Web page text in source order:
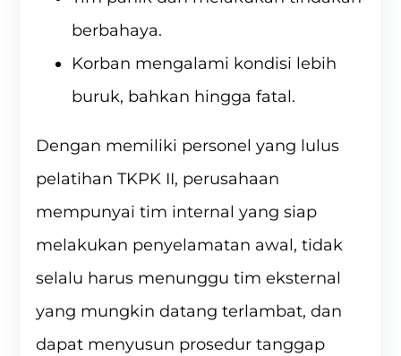
berbahaya.
Korban mengalami kondisi lebih
buruk, bahkan hingga fatal.
Dengan memiliki personel yang lulus
pelatihan TKPK II, perusahaan
mempunyai tim internal yang siap
melakukan penyelamatan awal, tidak
selalu harus menunggu tim eksternal
yang mungkin datang terlambat, dan
dapat menyusun prosedur tanggap